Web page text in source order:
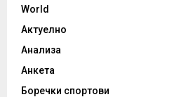
World
Актуелно
Анализа
Анкета
Боречки спортови